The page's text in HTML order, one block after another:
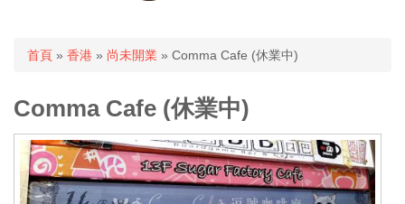
您在這裡
首頁 » 香港 » 尚未開業 » Comma Cafe (休業中)
Comma Cafe (休業中)